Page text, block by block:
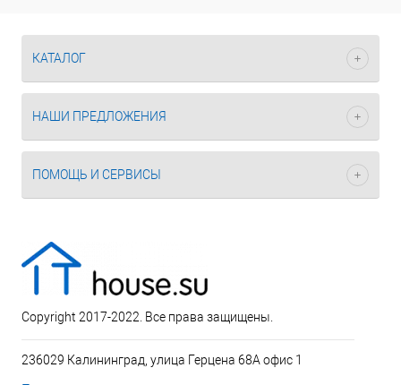
КАТАЛОГ
НАШИ ПРЕДЛОЖЕНИЯ
ПОМОЩЬ И СЕРВИСЫ
Copyright 2017-2022. Все права защищены.
236029 Калининград, улица Герцена 68А офис 1